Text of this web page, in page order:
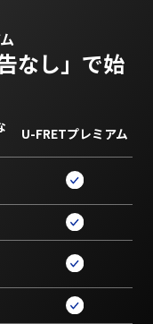
告なし」で始
U-FRETプレミアム